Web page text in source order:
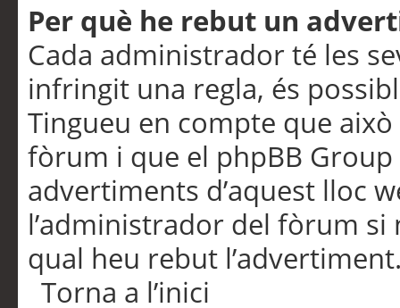
Per què he rebut un
Cada administrador té les
infringit una regla, és
Tingueu en compte que
fòrum i que el phpBB
advertiments d’aquest lloc
l’administrador del fòrum
qual heu rebut
Torna a l’inici